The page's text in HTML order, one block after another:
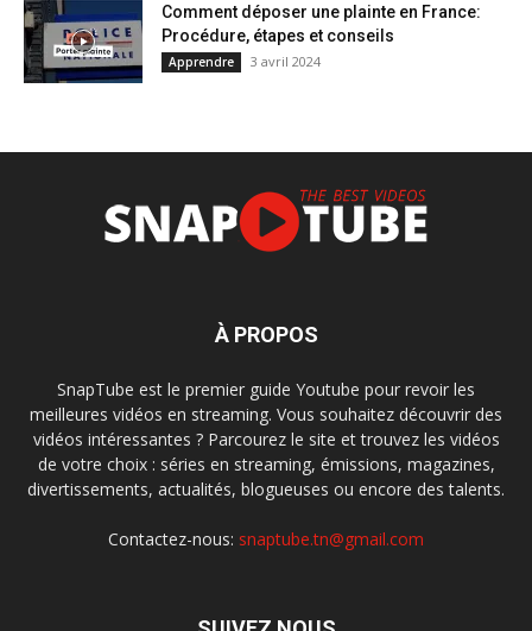
Comment déposer une plainte en France:
Procédure, étapes et conseils
Apprendre 3 avril 2024
À PROPOS
SnapTube est le premier guide Youtube pour revoir les
meilleures vidéos en streaming. Vous souhaitez découvrir des
vidéos intéressantes ? Parcourez le site et trouvez les vidéos
de votre choix : séries en streaming, émissions, magazines,
divertissements, actualités, blogueuses ou encore des talents.
Contactez-nous: snaptube.tn@gmail.com